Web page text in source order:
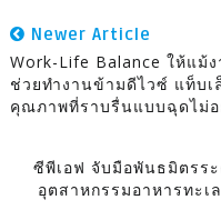
Newer Article
Work-Life Balance ให้แม้
ช่วยทำงานข้ามดีไวซ์ แท็บ
คุณภาพที่ราบรื่นแบบฉุดไม่อ
ซีพีเอฟ จับมือพันธมิตรร
อุตสาหกรรมอาหารทะ